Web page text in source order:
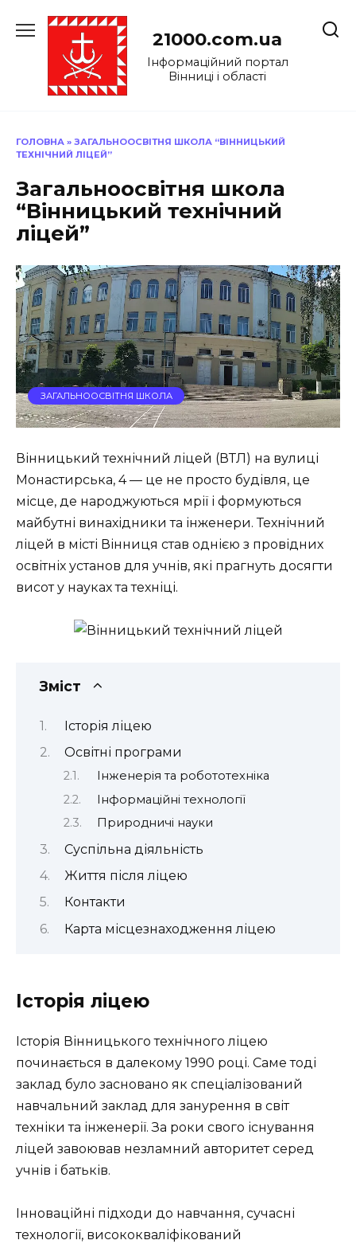
до
21000.com.ua
Інформаційний портал
Вінниці і області
ГОЛОВНА » ЗАГАЛЬНООСВІТНЯ ШКОЛА “ВІННИЦЬКИЙ
ТЕХНІЧНИЙ ЛІЦЕЙ”
Загальноосвітня школа
“Вінницький технічний
ліцей”
ЗАГАЛЬНООСВІТНЯ ШКОЛА
Вінницький технічний ліцей (ВТЛ) на вулиці
Монастирська, 4 — це не просто будівля, це
місце, де народжуються мрії і формуються
майбутні винахідники та інженери. Технічний
ліцей в місті Вінниця став однією з провідних
освітніх установ для учнів, які прагнуть досягти
висот у науках та техніці.
Зміст
Історія ліцею
Освітні програми
Інженерія та робототехніка
Інформаційні технології
Природничі науки
Суспільна діяльність
Життя після ліцею
Контакти
Карта місцезнаходження ліцею
Історія ліцею
Історія Вінницького технічного ліцею
починається в далекому 1990 році. Саме тоді
заклад було засновано як спеціалізований
навчальний заклад для занурення в світ
техніки та інженерії. За роки свого існування
ліцей завоював незламний авторитет серед
учнів і батьків.
Інноваційні підходи до навчання, сучасні
технології, висококваліфікований